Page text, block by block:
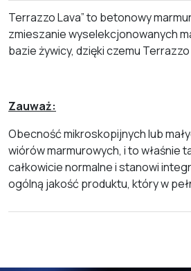
Terrazzo Lava” to betonowy
zmieszanie wyselekcjonowanych
bazie żywicy, dzięki czemu
Zauważ:
Obecność mikroskopijnych lub
wiórów marmurowych, i to właśnie
całkowicie normalne i stanowi
ogólną jakość produktu, który w